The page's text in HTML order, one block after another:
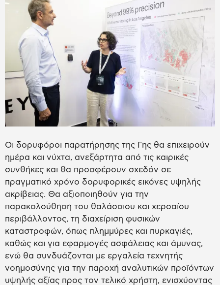
Οι δορυφόροι παρατήρησης της Γης θα επιχειρούν
ημέρα και νύχτα, ανεξάρτητα από τις καιρικές
συνθήκες και θα προσφέρουν σχεδόν σε
πραγματικό χρόνο δορυφορικές εικόνες υψηλής
ακρίβειας. Θα αξιοποιηθούν για την
παρακολούθηση του θαλάσσιου και χερσαίου
περιβάλλοντος, τη διαχείριση φυσικών
καταστροφών, όπως πλημμύρες και πυρκαγιές,
καθώς και για εφαρμογές ασφάλειας και άμυνας,
ενώ θα συνδυάζονται με εργαλεία τεχνητής
νοημοσύνης για την παροχή αναλυτικών προϊόντων
υψηλής αξίας προς τον τελικό χρήστη, ενισχύοντας